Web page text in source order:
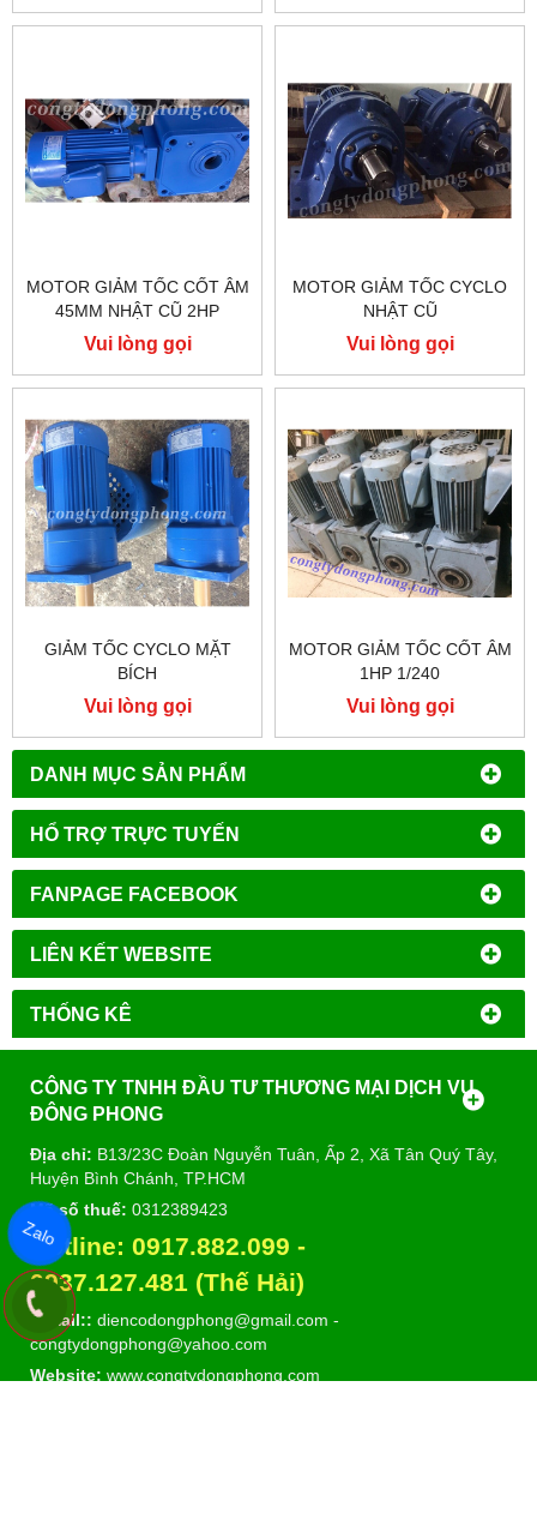
DANH MỤC SẢN PHẨM
HỔ TRỢ TRỰC TUYẾN
FANPAGE FACEBOOK
LIÊN KẾT WEBSITE
THỐNG KÊ
MOTOR GIẢM TỐC CỐT ÂM
45MM NHẬT CŨ 2HP
Vui lòng gọi
MOTOR GIẢM TỐC CYCLO
NHẬT CŨ
Vui lòng gọi
GIẢM TỐC CYCLO MẶT
BÍCH
Vui lòng gọi
MOTOR GIẢM TỐC CỐT ÂM
1HP 1/240
Vui lòng gọi
CÔNG TY TNHH ĐẦU TƯ THƯƠNG MẠI DỊCH VỤ
ĐÔNG PHONG
Địa chỉ: B13/23C Đoàn Nguyễn Tuân, Ấp 2, Xã Tân Quý Tây,
Huyện Bình Chánh, TP.HCM
Mã số thuế: 0312389423
Hotline: 0917.882.099 -
0937.127.481 (Thế Hải)
E-mail:: diencodongphong@gmail.com -
congtydongphong@yahoo.com
Website: www.congtydongphong.com
Zalo